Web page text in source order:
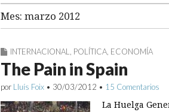
Mes: marzo 2012
INTERNACIONAL POLÍTICA ECONOMÍA
The Pain in Spain
por Lluís Foix • 30/03/2012 • 15 Comentarios
La Huelga